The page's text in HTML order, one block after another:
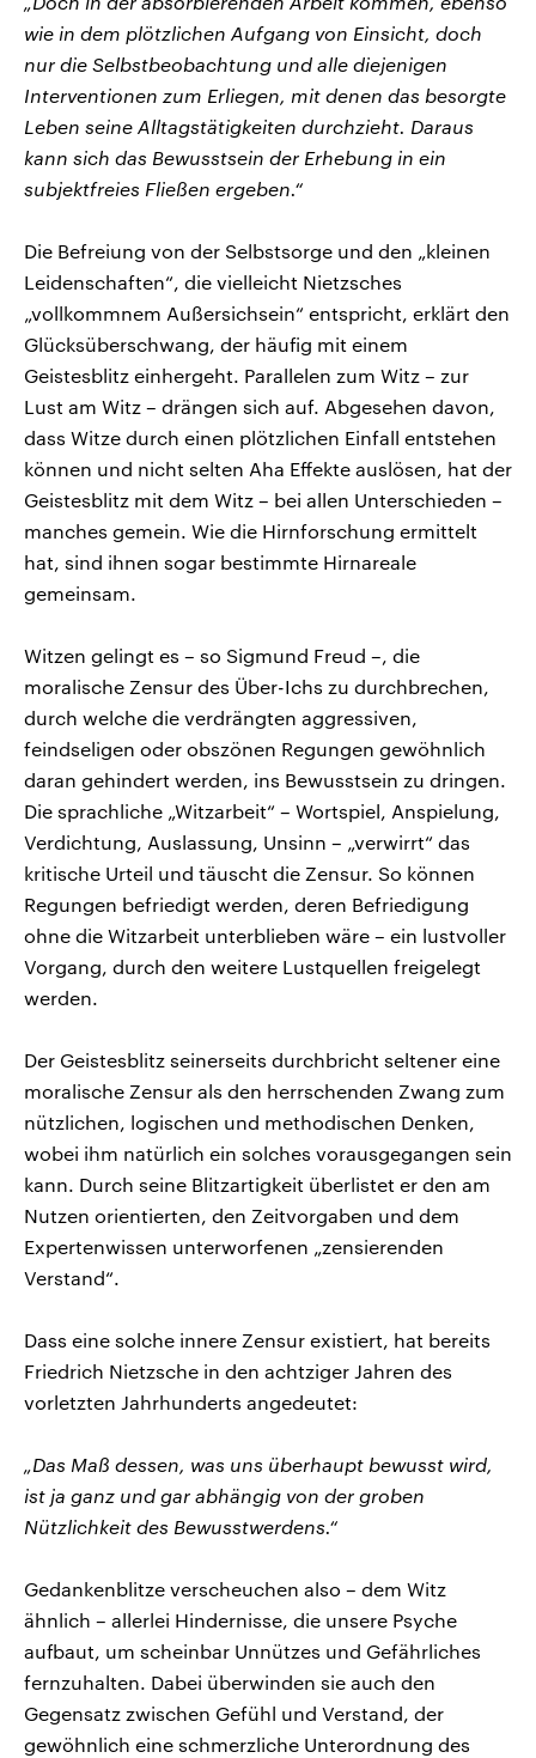
wie in dem plötzlichen Aufgang von Einsicht, doch
nur die Selbstbeobachtung und alle diejenigen
Interventionen zum Erliegen, mit denen das besorgte
Leben seine Alltagstätigkeiten durchzieht. Daraus
kann sich das Bewusstsein der Erhebung in ein
subjektfreies Fließen ergeben.“
Die Befreiung von der Selbstsorge und den „kleinen
Leidenschaften“, die vielleicht Nietzsches
„vollkommnem Außersichsein“ entspricht, erklärt den
Glücksüberschwang, der häufig mit einem
Geistesblitz einhergeht. Parallelen zum Witz – zur
Lust am Witz – drängen sich auf. Abgesehen davon,
dass Witze durch einen plötzlichen Einfall entstehen
können und nicht selten Aha Effekte auslösen, hat der
Geistesblitz mit dem Witz – bei allen Unterschieden –
manches gemein. Wie die Hirnforschung ermittelt
hat, sind ihnen sogar bestimmte Hirnareale
gemeinsam.
Witzen gelingt es – so Sigmund Freud –, die
moralische Zensur des Über-Ichs zu durchbrechen,
durch welche die verdrängten aggressiven,
feindseligen oder obszönen Regungen gewöhnlich
daran gehindert werden, ins Bewusstsein zu dringen.
Die sprachliche „Witzarbeit“ – Wortspiel, Anspielung,
Verdichtung, Auslassung, Unsinn – „verwirrt“ das
kritische Urteil und täuscht die Zensur. So können
Regungen befriedigt werden, deren Befriedigung
ohne die Witzarbeit unterblieben wäre – ein lustvoller
Vorgang, durch den weitere Lustquellen freigelegt
werden.
Der Geistesblitz seinerseits durchbricht seltener eine
moralische Zensur als den herrschenden Zwang zum
nützlichen, logischen und methodischen Denken,
wobei ihm natürlich ein solches vorausgegangen sein
kann. Durch seine Blitzartigkeit überlistet er den am
Nutzen orientierten, den Zeitvorgaben und dem
Expertenwissen unterworfenen „zensierenden
Verstand“.
Dass eine solche innere Zensur existiert, hat bereits
Friedrich Nietzsche in den achtziger Jahren des
vorletzten Jahrhunderts angedeutet:
„Das Maß dessen, was uns überhaupt bewusst wird,
ist ja ganz und gar abhängig von der groben
Nützlichkeit des Bewusstwerdens.“
Gedankenblitze verscheuchen also – dem Witz
ähnlich – allerlei Hindernisse, die unsere Psyche
aufbaut, um scheinbar Unnützes und Gefährliches
fernzuhalten. Dabei überwinden sie auch den
Gegensatz zwischen Gefühl und Verstand, der
gewöhnlich eine schmerzliche Unterordnung des